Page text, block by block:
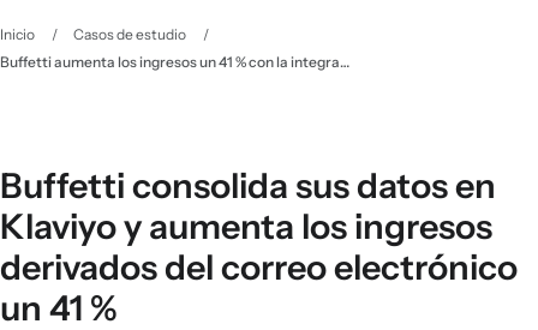
Inicio / Casos de estudio
/
Buffetti aumenta los ingresos un 41 % con la integración entre Klaviyo y Magento
Buffetti consolida sus datos en
Klaviyo y aumenta los ingresos
derivados del correo electrónico
un 41 %